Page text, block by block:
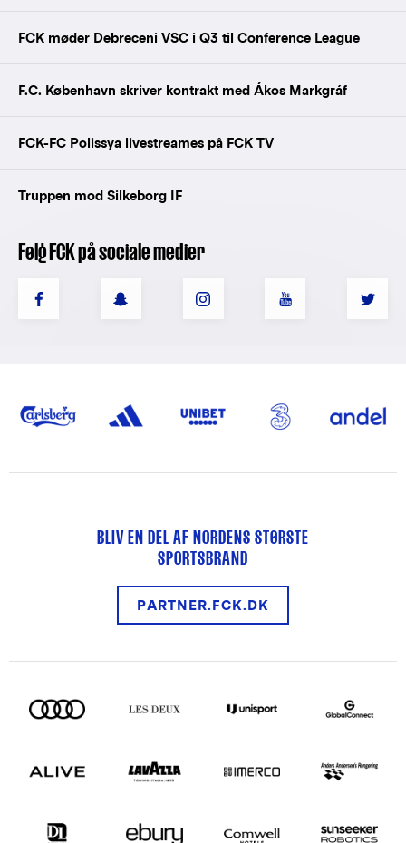
FCK møder Debreceni VSC i Q3 til Conference League
F.C. København skriver kontrakt med Ákos Markgráf
FCK-FC Polissya livestreames på FCK TV
Truppen mod Silkeborg IF
Følg FCK på sociale medier
BLIV EN DEL AF NORDENS STØRSTE
SPORTSBRAND
PARTNER.FCK.DK